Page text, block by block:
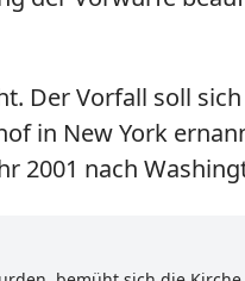
Der Vorfall soll
in New York
2001 nach